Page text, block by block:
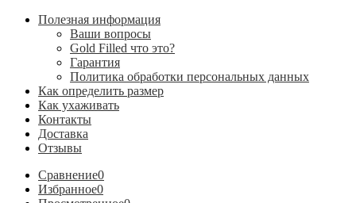
Полезная информация
Ваши вопросы
Gold Filled что это?
Гарантия
Политика обработки персональных данных
Как определить размер
Как ухаживать
Контакты
Доставка
Отзывы
Сравнение0
Избранное0